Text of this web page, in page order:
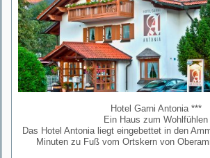
Hotel Garni Antonia ***
Ein Haus zum Wohlfühlen
Das Hotel Antonia liegt eingebettet in den
Minuten zu Fuß vom Ortskern von